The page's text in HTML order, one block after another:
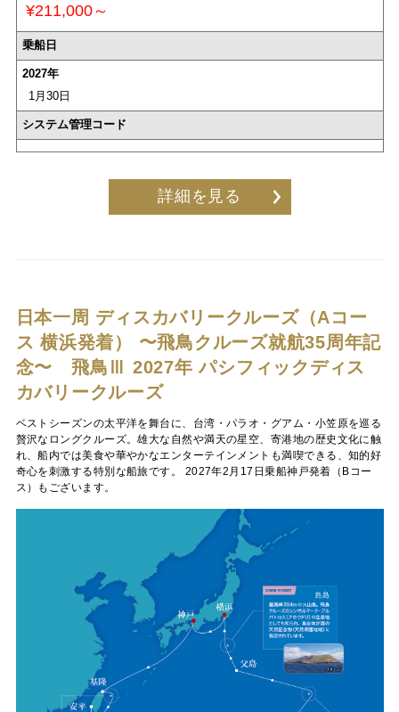
¥211,000～
乗船日
2027年
1月30日
システム管理コード
詳細を見る
日本一周 ディスカバリークルーズ（Aコー
ス 横浜発着） 〜飛鳥クルーズ就航35周年記
念〜 飛鳥Ⅲ 2027年 パシフィックディス
カバリークルーズ
ベストシーズンの太平洋を舞台に、台湾・パラオ・グアム・小笠原を巡る
贅沢なロングクルーズ。雄大な自然や満天の星空、寄港地の歴史文化に触
れ、船内では美食や華やかなエンターテインメントも満喫できる、知的好
奇心を刺激する特別な船旅です。 2027年2月17日乗船神戸発着（Bコー
ス）もございます。